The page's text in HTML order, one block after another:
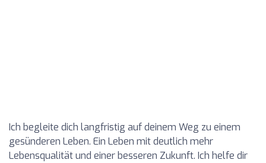
Ich begleite dich langfristig auf deinem Weg zu einem
gesünderen Leben. Ein Leben mit deutlich mehr
Lebensqualität und einer besseren Zukunft. Ich helfe dir